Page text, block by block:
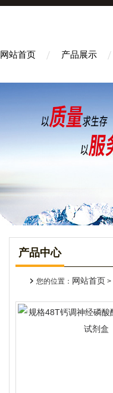
网站首页 产品展示
产品中心
您的位置： 网站首页 >